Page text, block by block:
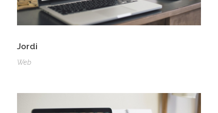
Jordi
Web